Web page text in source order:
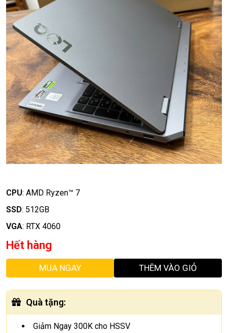
CPU: AMD Ryzen™ 7
SSD: 512GB
VGA: RTX 4060
Hết hàng
MUA NGAY THÊM VÀO GIỎ
Quà tặng:
Giảm Ngay 300K cho HSSV